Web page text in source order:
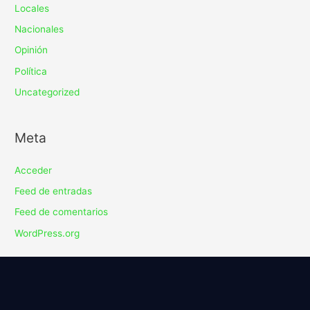
Locales
Nacionales
Opinión
Política
Uncategorized
Meta
Acceder
Feed de entradas
Feed de comentarios
WordPress.org